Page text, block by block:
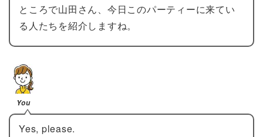
ところで山田さん、今日このパーティーに来てい
る人たちを紹介しますね。
You
Yes, please.